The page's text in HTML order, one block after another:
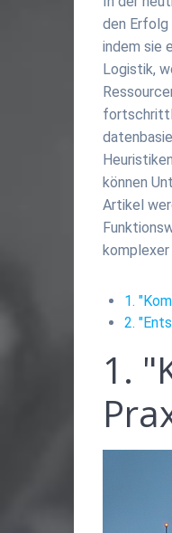
den Erfolg
indem sie
Logistik,
können
Artikel
1.
2.
1.